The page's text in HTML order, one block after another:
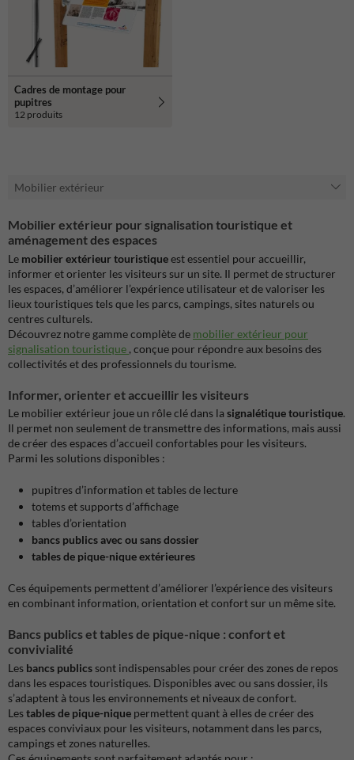
Cadres de montage pour
pupitres
12 produits
Mobilier extérieur
Mobilier extérieur pour signalisation touristique et
aménagement des espaces
Le mobilier extérieur touristiqueest essentiel pour accueillir,
informer et orienter les visiteurs sur un site. Il permet de structurer
les espaces, d’améliorer l’expérience utilisateur et de valoriser les
lieux touristiques tels que les parcs, campings, sites naturels ou
centres culturels.
Découvrez notre gamme complète de mobilier extérieur pour
signalisation touristique , conçue pour répondre aux besoins des
collectivités et des professionnels du tourisme.
Informer, orienter et accueillir les visiteurs
Le mobilier extérieur joue un rôle clé dans la signalétique touristique.
Il permet non seulement de transmettre des informations, mais aussi
de créer des espaces d’accueil confortables pour les visiteurs.
Parmi les solutions disponibles :
pupitres d’information et tables de lecture
totems et supports d’affichage
tables d’orientation
bancs publics avec ou sans dossier
tables de pique-nique extérieures
Ces équipements permettent d’améliorer l’expérience des visiteurs
en combinant information, orientation et confort sur un même site.
Bancs publics et tables de pique-nique : confort et
convivialité
Les bancs publicssont indispensables pour créer des zones de repos
dans les espaces touristiques. Disponibles avec ou sans dossier, ils
s’adaptent à tous les environnements et niveaux de confort.
Lestables de pique-nique permettent quant à elles de créer des
espaces conviviaux pour les visiteurs, notamment dans les parcs,
campings et zones naturelles.